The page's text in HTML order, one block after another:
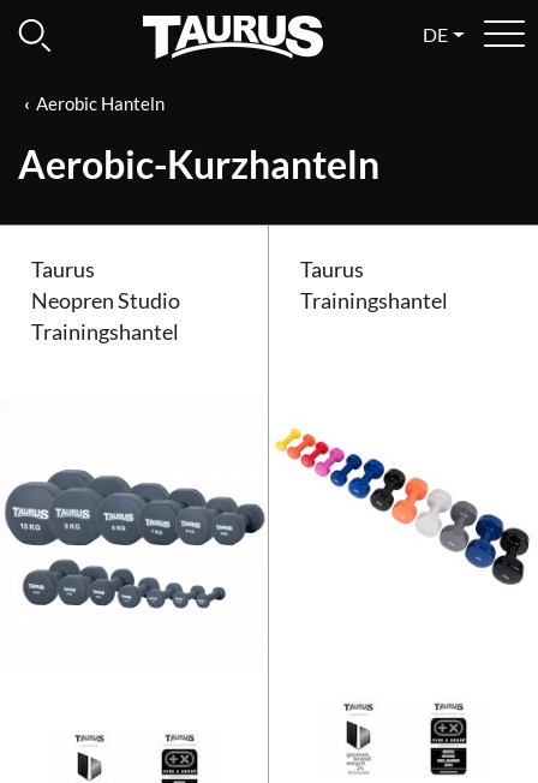
DE
Aerobic Hanteln
Aerobic-Kurzhanteln
Taurus
Neopren Studio
Trainingshantel
Taurus Neopren Studio
Taurus
Trainingshantel